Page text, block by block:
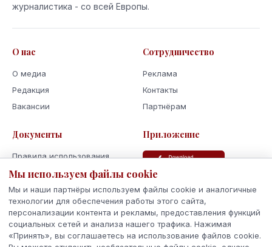
журналистика - со всей Европы.
О нас
О медиа
Редакция
Вакансии
Сотрудничество
Реклама
Контакты
Партнёрам
Документы
Правила использования
Политика
Использование cookie
Кодекс поведения и этики
Приложение
Мы используем файлы cookie
Мы и наши партнёры используем файлы cookie и аналогичные
технологии для обеспечения работы этого сайта,
персонализации контента и рекламы, предоставления функций
социальных сетей и анализа нашего трафика. Нажимая
«Принять», вы соглашаетесь на использование файлов cookie.